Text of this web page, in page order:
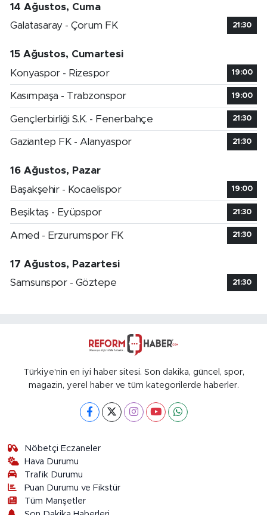
14 Ağustos, Cuma
Galatasaray - Çorum FK
21:30
15 Ağustos, Cumartesi
Konyaspor - Rizespor
19:00
Kasımpaşa - Trabzonspor 19:00
Gençlerbirliği S.K. - Fenerbahçe 21:30
Gaziantep FK - Alanyaspor 21:30
16 Ağustos, Pazar
Başakşehir - Kocaelispor
19:00
Beşiktaş - Eyüpspor 21:30
Amed - Erzurumspor FK 21:30
17 Ağustos, Pazartesi
Samsunspor - Göztepe
21:30
Türkiye'nin en iyi haber sitesi. Son dakika, güncel, spor,
magazin, yerel haber ve tüm kategorilerde haberler.
Nöbetçi Eczaneler
Hava Durumu
Trafik Durumu
Puan Durumu ve Fikstür
Tüm Manşetler